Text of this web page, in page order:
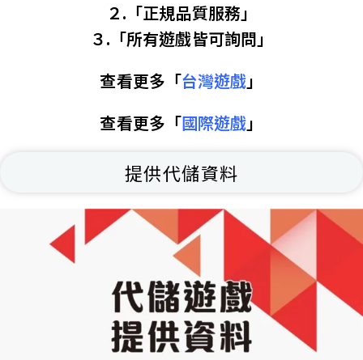
２.「正規品質服務」
３.「所有遊戲皆可詢問」
查看更多「台灣遊戲」
查看更多「國際遊戲」
提供代儲資料